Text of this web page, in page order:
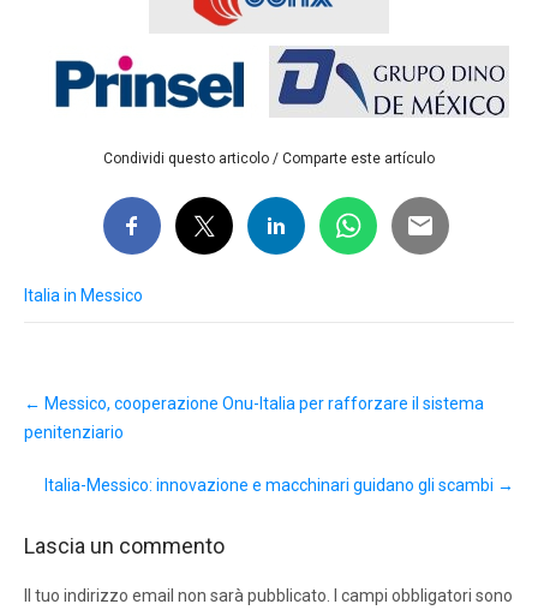
Condividi questo articolo / Comparte este artículo
Italia in Messico
navigation
← Messico, cooperazione Onu-Italia per rafforzare il sistema
penitenziario
Italia-Messico: innovazione e macchinari guidano gli scambi →
Lascia un commento
Il tuo indirizzo email non sarà pubblicato.
I campi obbligatori sono